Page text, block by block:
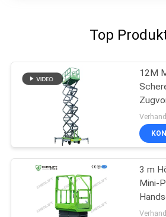
Top
12M
3 m
Mini-
für